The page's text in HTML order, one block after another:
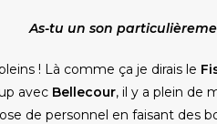
As-tu un son
! Là comme ça je dirais le
avec Bellecour, il y a plein de
de personnel en faisant des